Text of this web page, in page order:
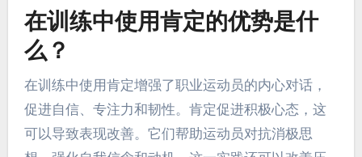
在训练中使用肯定的优势是什
么？
在训练中使用肯定增强了职业运动员的内心对话，
促进自信、专注力和韧性。肯定促进积极心态，这
可以导致表现改善。它们帮助运动员对抗消极思